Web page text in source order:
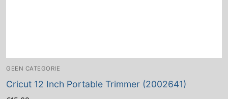
GEEN CATEGORIE
Cricut 12 Inch Portable Trimmer (2002641)